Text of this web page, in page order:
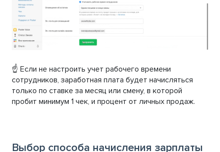
☝️ Если не настроить учет рабочего времени
сотрудников, заработная плата будет начисляться
только по ставке за месяц или смену, в которой
пробит минимум 1 чек, и процент от личных продаж.
Выбор способа начисления зарплаты